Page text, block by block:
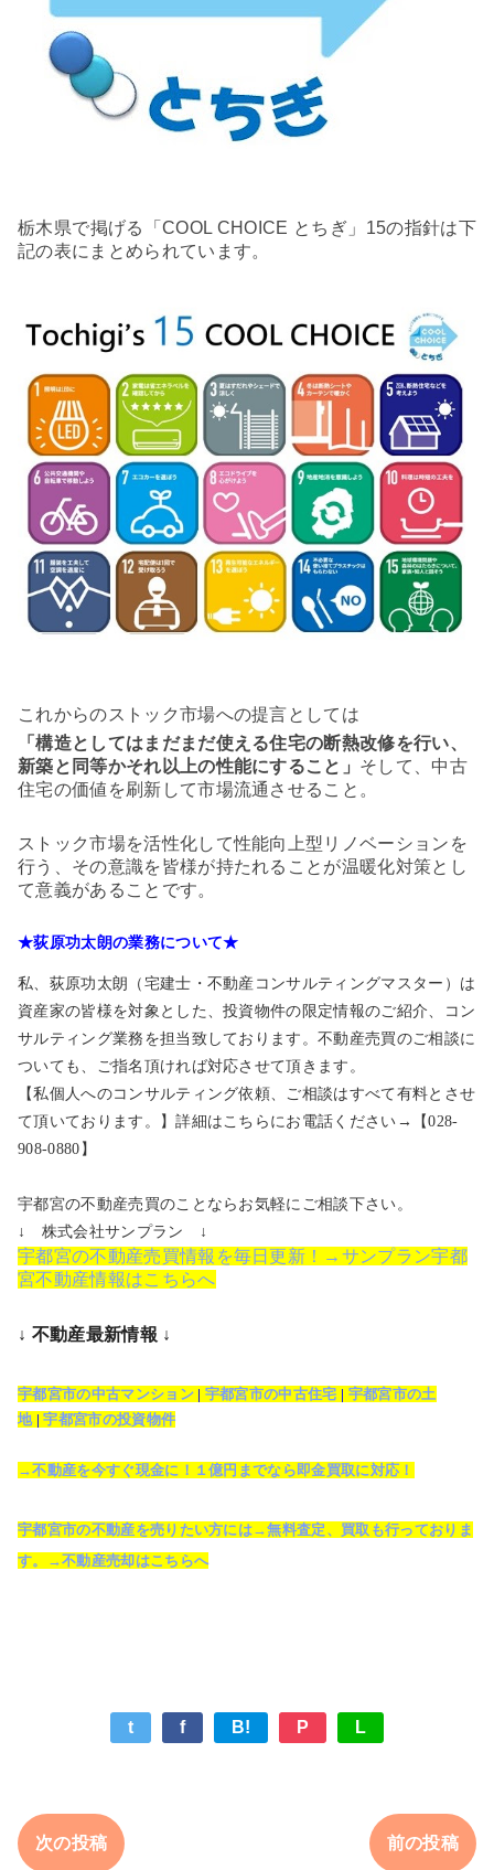
栃木県で掲げる 「COOL CHOICE とちぎ」 15の指針は下
記の表にまとめられています。
これからのストック市場への提言としては
「構造としてはまだまだ使える住宅の断熱改修を行い、
新築と同等かそれ以上の性能にすること」 そして、中古
住宅の価値を刷新して市場流通させること。
ストック市場を活性化して性能向上型リノベーションを
行う、その意識を皆様が持たれることが温暖化対策とし
て意義があることです。
★荻原功太朗の業務について★
私、荻原功太朗（宅建士・不動産コンサルティングマスター）は
資産家の皆様を対象とした、投資物件の限定情報のご紹介、コン
サルティング業務を担当致しております。不動産売買のご相談に
ついても、ご指名頂ければ対応させて頂きます。
【私個人へのコンサルティング依頼、ご相談はすべて有料とさせ
て頂いております。】詳細はこちらにお電話ください→【028-
908-0880】
宇都宮の不動産売買のことならお気軽にご相談下さい。
↓ 株式会社サンプラン ↓
宇都宮の不動産売買情報を毎日更新！→サンプラン宇都
宮不動産情報はこちらへ
↓ 不動産最新情報 ↓
宇都宮市の中古マンション| 宇都宮市の中古住宅 | 宇都宮市の土
地|宇都宮市の投資物件
→不動産を今すぐ現金に！１億円までなら即金買取に対応！
宇都宮市の不動産を売りたい方には→無料査定、買取も行っておりま
す。→不動産売却はこちらへ
t f B! P L
次の投稿 前の投稿